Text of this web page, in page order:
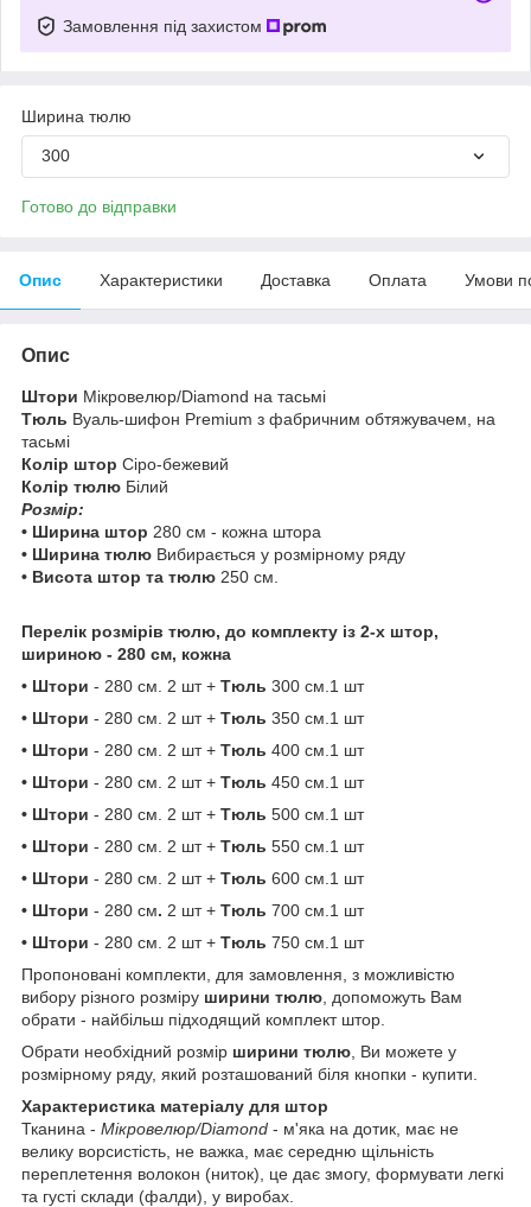
Замовлення під захистом
Ширина тюлю
300
Готово до відправки
Опис Характеристики Доставка Оплата Умови
Опис
Штори Мікровелюр/Diamond на тасьмі
Тюль Вуаль-шифон Premium з фабричним обтяжувачем, на
тасьмі
Колір штор Сіро-бежевий
Колір тюлю Білий
Розмір:
• Ширина штор 280 см - кожна штора
• Ширина тюлю Вибирається у розмірному ряду
• Висота штор та тюлю 250 см.
Перелік розмірів тюлю, до комплекту із 2-х штор,
шириною - 280 см, кожна
• Штори - 280 см. 2 шт + Тюль 300 см.1 шт
• Штори - 280 см. 2 шт + Тюль 350 см.1 шт
• Штори - 280 см. 2 шт + Тюль 400 см.1 шт
• Штори - 280 см. 2 шт + Тюль 450 см.1 шт
• Штори - 280 см. 2 шт + Тюль 500 см.1 шт
• Штори - 280 см. 2 шт + Тюль 550 см.1 шт
• Штори - 280 см. 2 шт + Тюль 600 см.1 шт
• Штори - 280 см. 2 шт + Тюль 700 см.1 шт
• Штори - 280 см. 2 шт + Тюль 750 см.1 шт
Пропоновані комплекти, для замовлення, з можливістю
вибору різного розміру ширини тюлю , допоможуть Вам
обрати - найбільш підходящий комплект штор.
Обрати необхідний розмір ширини тюлю , Ви можете у
розмірному ряду, який розташований біля кнопки - купити.
Характеристика матеріалу для штор
Тканина - Мікровелюр/Diamond - м'яка на дотик, має не
велику ворсистість, не важка, має середню щільність
переплетення волокон (ниток), це дає змогу, формувати легкі
та густі склади (фалди), у виробах.